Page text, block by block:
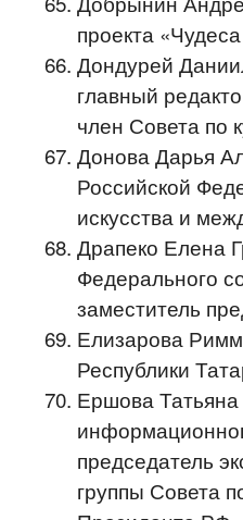
проекта
Дондурей
главный
член Совета по
Донова Дарья
Российской
искусства и
Драпеко Елена
Федерального
заместитель
Елизарова
Республики
Ершова
председатель
группы Совета